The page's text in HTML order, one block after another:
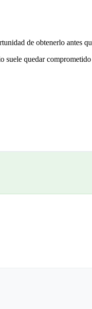
de obtenerlo antes
suele quedar